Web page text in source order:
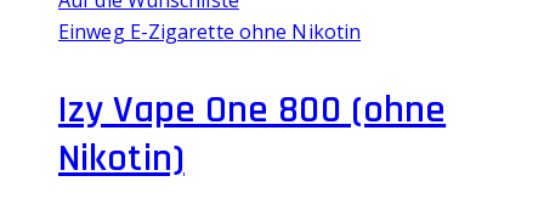
Einweg E-Zigarette ohne Nikotin
Izy Vape One 800 (ohne
Nikotin)